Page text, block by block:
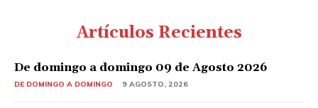
o
Artículos Recientes
De domingo a domingo 09 de Agosto 2026
DE DOMINGO A DOMINGO 9 AGOSTO, 2026